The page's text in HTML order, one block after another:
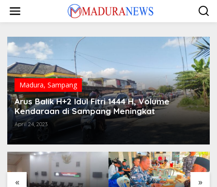
konten
Madura, Sampang
Arus Balik H+2 Idul Fitri 1444 H, Volume
Kendaraan di Sampang Meningkat
April 24, 2023
« »